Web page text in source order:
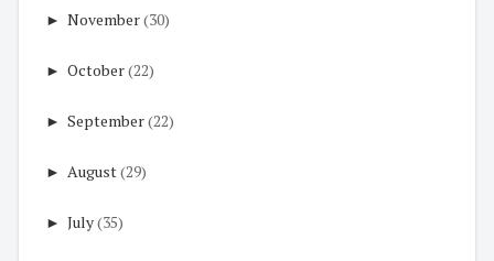
► November(30)
► October(22)
► September(22)
► August(29)
► July(35)